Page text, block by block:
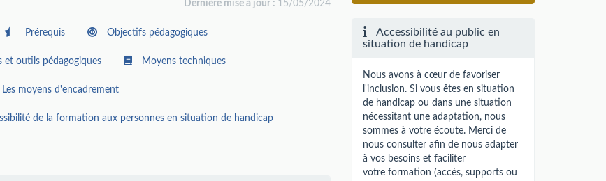
Dernière mise à jour : 15/05/2024
Prérequis Objectifs pédagogiques
et outils pédagogiques Moyens techniques
Les moyens d'encadrement
de la formation aux personnes en situation de handicap
Accessibilité au public en
situation de handicap
Nous avons à cœur de favoriser
l'inclusion. Si vous êtes en situation
de handicap ou dans une situation
nécessitant une adaptation, nous
sommes à votre écoute. Merci de
nous consulter afin de nous adapter
à vos besoins et faciliter
votre formation (accès, supports ou